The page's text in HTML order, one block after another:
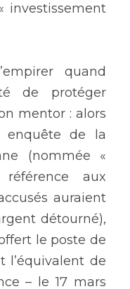
investissement
quand
de protéger
mentor : alors
enquête de la
(nommée «
aux
auraient
détourné),
l’équivalent de
– le 17 mars